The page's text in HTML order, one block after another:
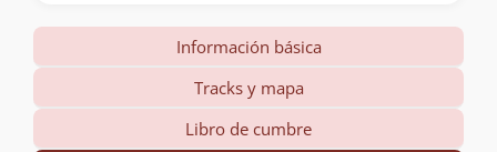
Información básica
Tracks y mapa
Libro de cumbre